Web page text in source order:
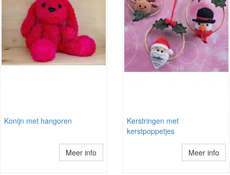
Konijn met hangoren
Meer info
Kerstringen met
kerstpoppetjes
Meer info